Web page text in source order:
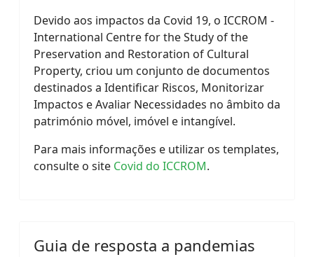
Devido aos impactos da Covid 19, o ICCROM -
International Centre for the Study of the
Preservation and Restoration of Cultural
Property, criou um conjunto de documentos
destinados a Identificar Riscos, Monitorizar
Impactos e Avaliar Necessidades no âmbito da
património móvel, imóvel e intangível.
Para mais informações e utilizar os templates,
consulte o site Covid do ICCROM.
Guia de resposta a pandemias